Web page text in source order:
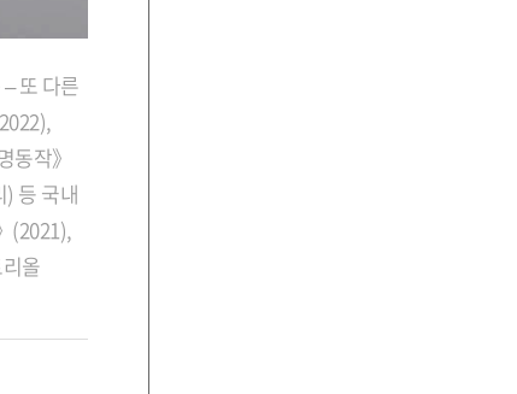
또 다른
작》
등 국내
(2021),
올